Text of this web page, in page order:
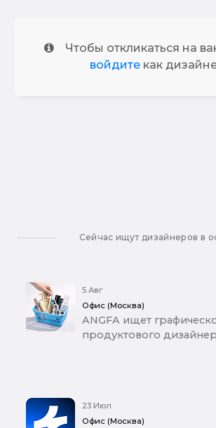
Чтобы откликаться на
войдитекак
Сейчас ищут дизайнеров в
5 Авг
Офис (Москва)
ANGFA ищет
продуктового
23 Июл
Офис (Москва)